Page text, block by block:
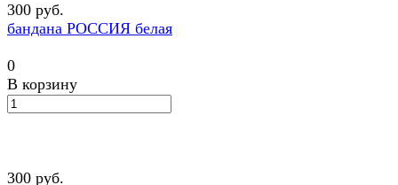
300 руб.
бандана РОССИЯ белая
0
В корзину
300 руб.